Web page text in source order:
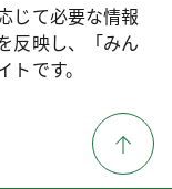
じて必要な情報
反映し、「みん
です。